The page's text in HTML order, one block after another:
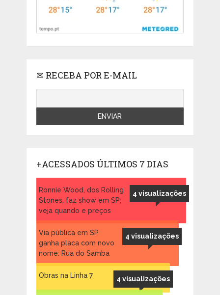
✉ RECEBA POR E-MAIL
+ACESSADOS ÚLTIMOS 7 DIAS
4 visualizações
Ronnie Wood, dos Rolling
Stones, faz show em SP;
veja quando e preços
4 visualizações
Via pública em SP
ganha placa com novo
nome: Rua do Samba
4 visualizações
Obras na Linha 7